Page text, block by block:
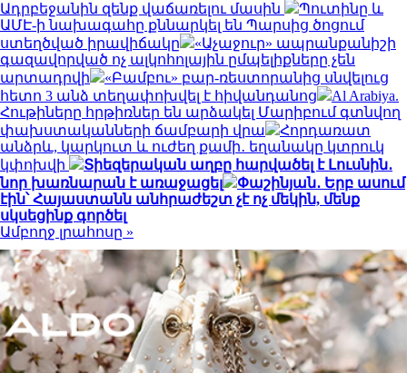
Ադրբեջանին զենք վաճառելու մասին
Պուտինը և
ԱՄԷ-ի նախագահը քննարկել են Պարսից ծոցում
ստեղծված իրավիճակը
«Աչաջուր» ապրանքանիշի
գազավորված ոչ ալկոհոլային ըմպելիքները չեն
արտադրվի
«Բամբու» բար-ռեստորանից սնվելուց
հետո 3 անձ տեղափոխվել է հիվանդանոց
Al Arabiya.
Հութիները հրթիռներ են արձակել Մարիբում գտնվող
փախստականների ճամբարի վրա
Հորդառատ
անձրև, կարկուտ և ուժեղ քամի․ եղանակը կտրուկ
կփոխվի
Տիեզերական աղբը հարվածել է Լուսնին․
նոր խառնարան է առաջացել
Փաշինյան․ Երբ ասում
էին՝ Հայաստանն անհրաժեշտ չէ ոչ մեկին, մենք
սկսեցինք գործել
Ամբողջ լրահոսը »